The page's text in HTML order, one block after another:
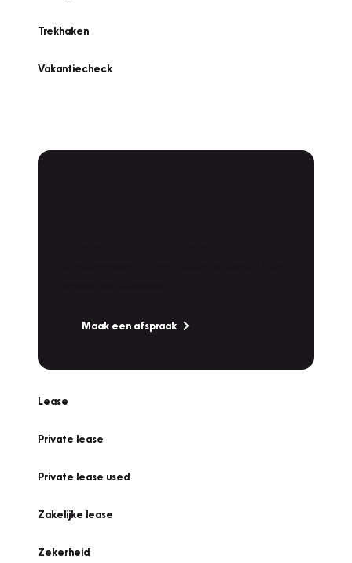
Trekhaken
Vakantiecheck
Maak een afspraak
Lease
Private lease
Private lease used
Zakelijke lease
Zekerheid